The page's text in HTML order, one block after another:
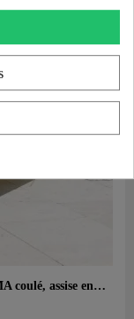
Fauteuil design XL MW08 – Parois en PMMA coulé, assise en mousse alvéolaire